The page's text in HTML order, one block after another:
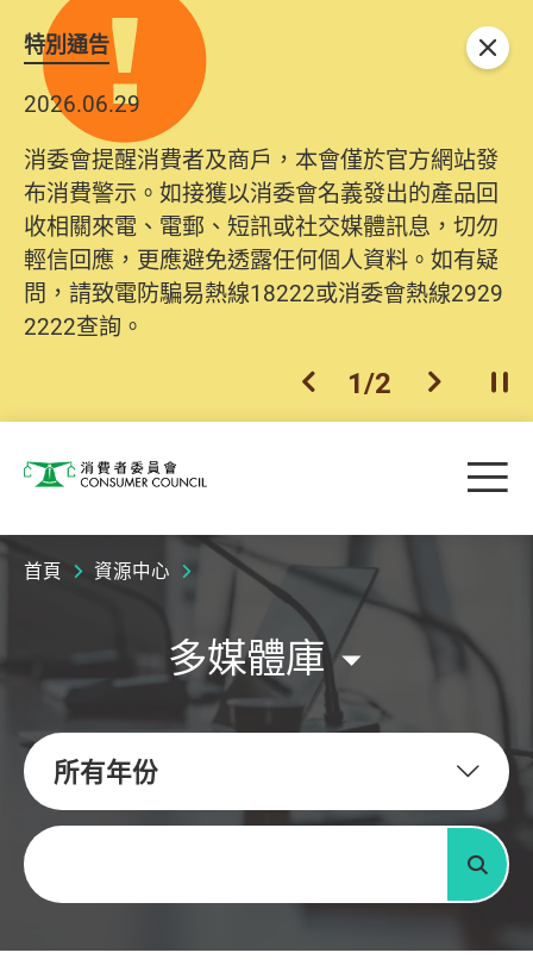
特別通告
2026.06.29
消委會提醒消費者及商戶，本會僅於官方網站發
布消費警示。如接獲以消委會名義發出的產品回
收相關來電、電郵、短訊或社交媒體訊息，切勿
輕信回應，更應避免透露任何個人資料。如有疑
問，請致電防騙易熱線18222或消委會熱線2929
2222查詢。
上一個
1/2 下一個開
關閉
消費者委員會 目
首頁 資源中心
多媒體庫
所有年份
關鍵字
搜尋